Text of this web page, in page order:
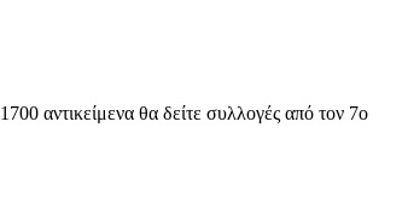
αντικείμενα θα δείτε συλλογές από τον 7ο